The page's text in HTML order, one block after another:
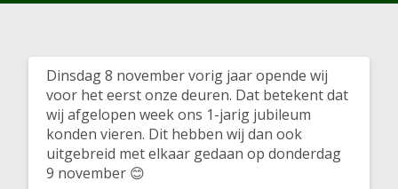
Dinsdag 8 november vorig jaar opende wij
voor het eerst onze deuren. Dat betekent dat
wij afgelopen week ons 1-jarig jubileum
konden vieren. Dit hebben wij dan ook
uitgebreid met elkaar gedaan op donderdag
9 november 😊